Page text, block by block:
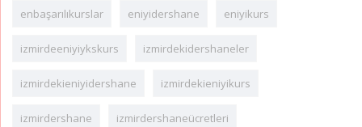
enbaşarılıkurslar eniyidershane eniyikurs
izmirdeeniyiykskurs izmirdekidershaneler
izmirdekieniyidershane izmirdekieniyikurs
izmirdershane izmirdershaneücretleri